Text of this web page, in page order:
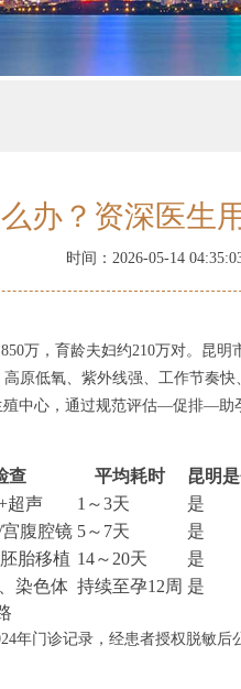
办？资深医生
时间：2026-05-14
万，育龄夫妇约210万对。昆
原低氧、紫外线强、工作节奏
中心，通过规范评估—促排—
查 平均耗时
昆明
超声 1～3天
是
腹腔镜 5～7天
是
胎移植 14～20天
是
染色体 持续至孕12周 是
年门诊记录，经患者授权脱敏